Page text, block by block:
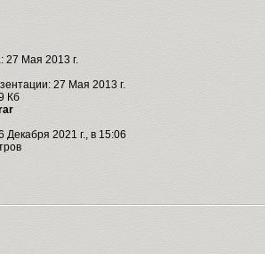
27 Мая 2013 г.
27 Мая 2013 г.
Кб
Декабря 2021 г., в 15:06